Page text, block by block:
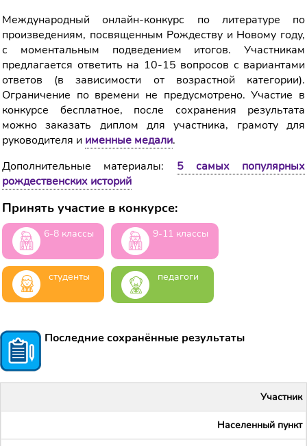
Международный онлайн-конкурс по литературе по
произведениям, посвященным Рождеству и Новому году,
с моментальным подведением итогов. Участникам
предлагается ответить на 10-15 вопросов с вариантами
ответов (в зависимости от возрастной категории).
Ограничение по времени не предусмотрено. Участие в
конкурсе бесплатное, после сохранения результата
можно заказать диплом для участника, грамоту для
руководителя и именные медали.
Дополнительные материалы: 5 самых популярных
рождественских историй
Принять участие в конкурсе:
6-8 классы 9-11 классы
студенты педагоги
Последние сохранённые результаты
Участник
Населенный пункт